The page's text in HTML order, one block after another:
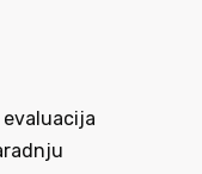
evaluacija